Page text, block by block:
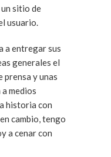
sitio de
usuario.
a entregar sus
generales el
prensa y unas
medios
historia con
cambio, tengo
a cenar con